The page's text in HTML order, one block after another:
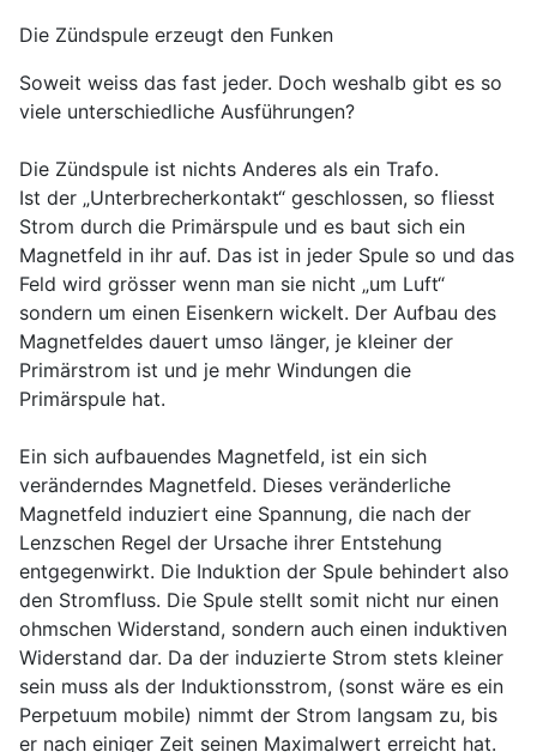
Die Zündspule erzeugt den Funken
Soweit weiss das fast jeder. Doch weshalb gibt es so
viele unterschiedliche Ausführungen?
Die Zündspule ist nichts Anderes als ein Trafo.
Ist der „Unterbrecherkontakt“ geschlossen, so fliesst
Strom durch die Primärspule und es baut sich ein
Magnetfeld in ihr auf. Das ist in jeder Spule so und das
Feld wird grösser wenn man sie nicht „um Luft“
sondern um einen Eisenkern wickelt. Der Aufbau des
Magnetfeldes dauert umso länger, je kleiner der
Primärstrom ist und je mehr Windungen die
Primärspule hat.
Ein sich aufbauendes Magnetfeld, ist ein sich
veränderndes Magnetfeld. Dieses veränderliche
Magnetfeld induziert eine Spannung, die nach der
Lenzschen Regel der Ursache ihrer Entstehung
entgegenwirkt. Die Induktion der Spule behindert also
den Stromfluss. Die Spule stellt somit nicht nur einen
ohmschen Widerstand, sondern auch einen induktiven
Widerstand dar. Da der induzierte Strom stets kleiner
sein muss als der Induktionsstrom, (sonst wäre es ein
Perpetuum mobile) nimmt der Strom langsam zu, bis
er nach einiger Zeit seinen Maximalwert erreicht hat.